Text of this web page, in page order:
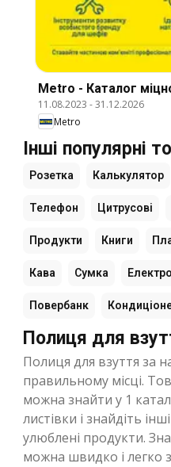
Metro - Каталог
11.08.2023 -31.12.2026
Metro
Інші популярні
Розетка Калькулятор
Телефон Цитрусові
Продукти Книги
Кава Сумка
Повербанк
Полиця для
Полиця для взуття за
правильному місці.
можна знайти у 1
листівки і знайдіть
улюблені продукти.
можна швидко і легко з